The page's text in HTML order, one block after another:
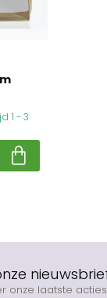
1 - 3
onze laatste acties